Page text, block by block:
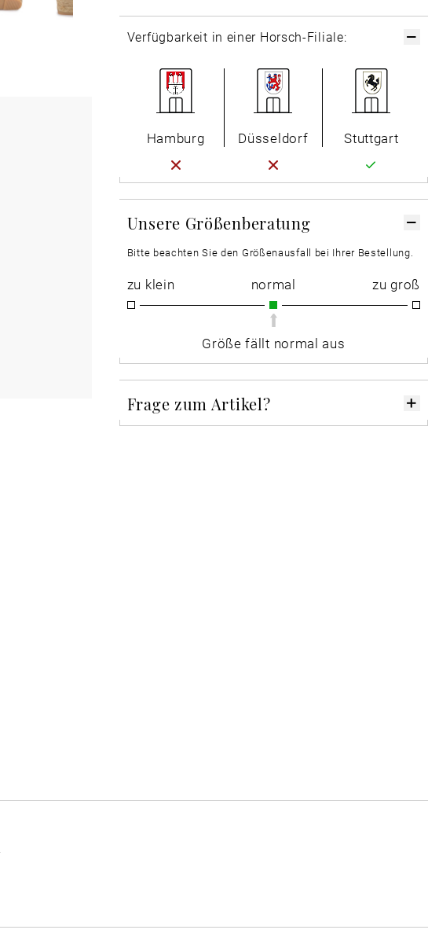
Verfügbarkeit in einer Horsch-Filiale:
Hamburg Düsseldorf Stuttgart
Unsere Größenberatung
Bitte beachten Sie den Größenausfall bei Ihrer Bestellung.
zu klein normal zu groß
Größe fällt normal aus
Frage zum Artikel?